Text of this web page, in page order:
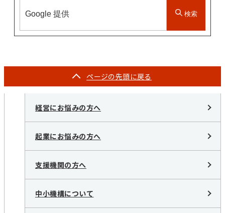
検索
ページの先頭に戻る
経営にお悩みの方へ
起業にお悩みの方へ
支援機関の方へ
中小機構について